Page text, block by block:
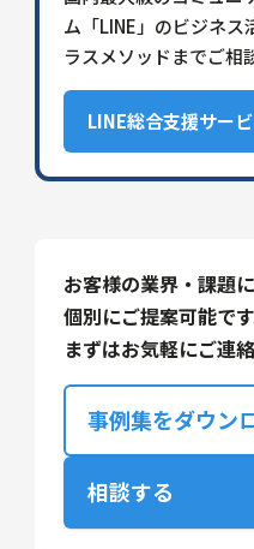
ム「LINE」のビジネス
ラスメソッドまでご相
LINE総合支援サー
お客様の業界・課題
個別にご提案可能です
まずはお気軽にご連
事例集をダウン
相談する